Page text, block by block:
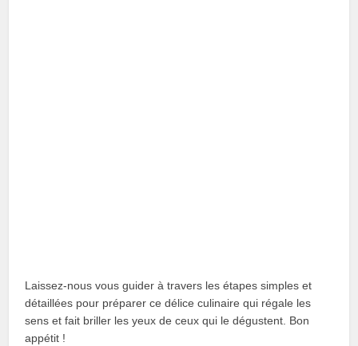
Laissez-nous vous guider à travers les étapes simples et
détaillées pour préparer ce délice culinaire qui régale les
sens et fait briller les yeux de ceux qui le dégustent. Bon
appétit !